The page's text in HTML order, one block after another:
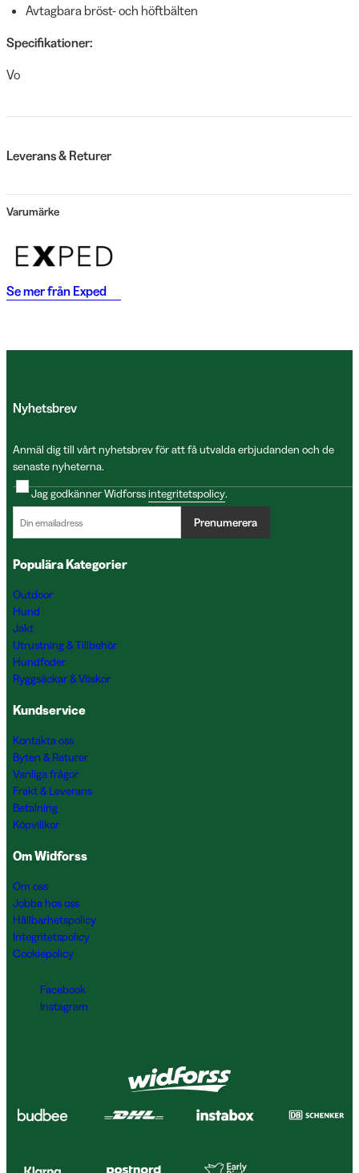
Avtagbara bröst- och höftbälten
Specifikationer:
Vo
Leverans & Returer
Varumärke
Se mer från Exped
Nyhetsbrev
Anmäl dig till vårt nyhetsbrev för att få utvalda erbjudanden och de
senaste nyheterna.
Jag godkänner Widforssintegritetspolicy.
Prenumerera
Populära Kategorier
Outdoor
Hund
Jakt
Utrustning & Tillbehör
Hundfoder
Ryggsäckar & Väskor
Kundservice
Kontakta oss
Byten & Returer
Vanliga frågor
Frakt & Leverans
Betalning
Köpvillkor
Om Widforss
Om oss
Jobba hos oss
Hållbarhetspolicy
Integritetspolicy
Cookiepolicy
Facebook
Instagram